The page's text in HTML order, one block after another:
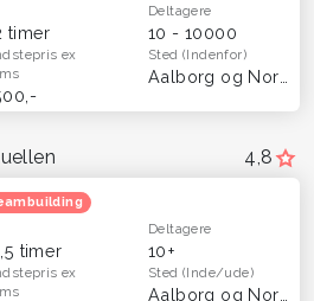
timer
Deltagere
10 - 10000
ex
Sted(Indenfor)
4,8
timer
Deltagere
10+
ex
Sted(Inde/ude)